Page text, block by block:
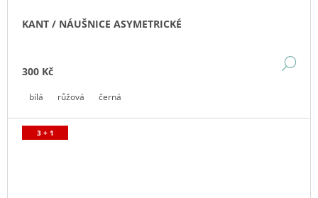
KANT / NÁUŠNICE ASYMETRICKÉ
300 Kč
bílá růžová černá
3 + 1